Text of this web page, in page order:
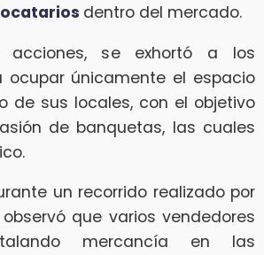
dentro del mercado.
acciones, se exhortó a los
ocupar únicamente el espacio
de sus locales, con el objetivo
de banquetas, las cuales
un recorrido realizado por
que varios vendedores
mercancía en las